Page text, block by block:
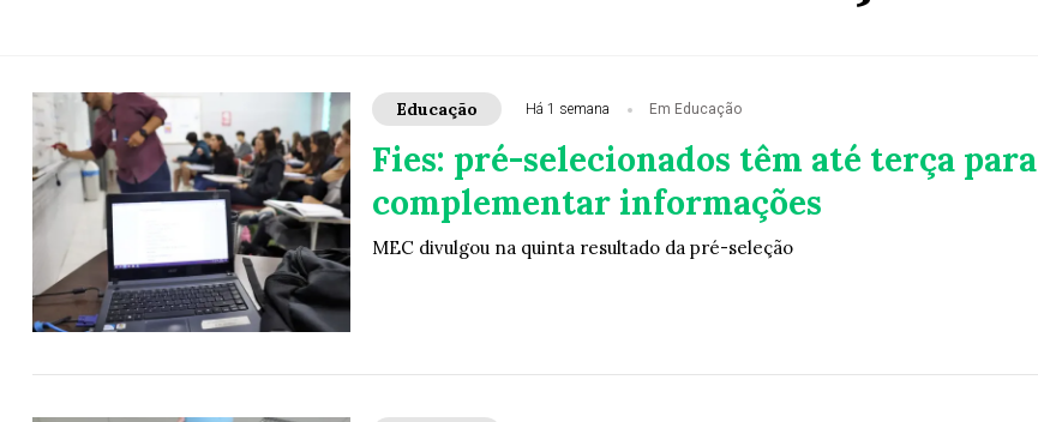
Educação Há 1 semana Em Educação
Fies: pré-selecionados têm até terça para
complementar informações
MEC divulgou na quinta resultado da pré-seleção